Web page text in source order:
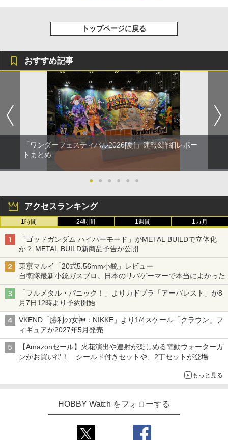
トップページに戻る
おすすめ記事
「ワンダーフェスティバル2026[夏]」速報&詳細レポー
トまとめ
● ● ● ● ● ●
アクセスランキング
1時間 24時間 1週間 1カ月
「ゴッドガンダム ハイパーモード」がMETAL BUILDで立体化
か？ METAL BUILD新商品予告が公開
東京マルイ「20式5.56mm小銃」レビュー
自衛隊最新小銃ガスブロ。日本のサバゲーマーで本当によかった
「フルメタル・パニック！」よりカドプラ「アーバレスト」が8
月7日12時より予約開始
VKEND「勝利の女神：NIKKE」より1/4スケール「クラウン」フ
ィギュアが2027年5月発売
【Amazonセール】火花演出や連射が楽しめる電動ウォーターガ
ンがお買い得！ シールド付きセットや、2丁セットが登場
もっと見る
HOBBY Watch をフォローする